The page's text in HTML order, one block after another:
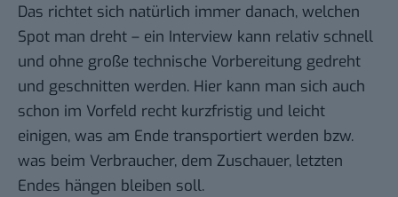
Das richtet sich natürlich immer danach, welchen
Spot man dreht – ein Interview kann relativ schnell
und ohne große technische Vorbereitung gedreht
und geschnitten werden. Hier kann man sich auch
schon im Vorfeld recht kurzfristig und leicht
einigen, was am Ende transportiert werden bzw.
was beim Verbraucher, dem Zuschauer, letzten
Endes hängen bleiben soll.